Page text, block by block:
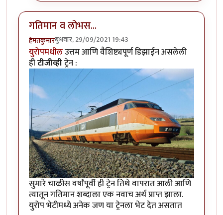
गतिमान व लोभस...
हेमंतकुमारबुधवार, 29/09/2021 19:43
युरोपमधीलउत्तम आणि वैशिष्ट्यपूर्ण डिझाईन असलेली
हीटीजीव्हीट्रेन :
सुमारे चाळीस वर्षांपूर्वी ही ट्रेन तिथे वापरात आली आणि
त्यातून गतिमान शब्दाला एक नवाच अर्थ प्राप्त झाला.
युरोप भेटीमध्ये अनेक जण या ट्रेनला भेट देत असतात